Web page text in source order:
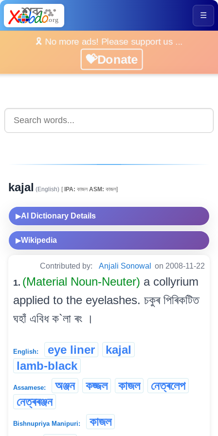
☰
🎗️ No more ads! Please support us ...
💝Donate
kajal (English) [IPA: কাজল ASM: কাজল]
▶AI Dictionary Details
▶Wikipedia
Contributed by: Anjali Sonowal on 2008-11-22
1. (Material Noun-Neuter) a collyrium
applied to the eyelashes. চকুৰ পিৰিকটিত
ঘহাঁ এবিধ ক`লা ৰং ।
English: eye liner
kajal
lamb-black
Assamese: অঞ্জন কজ্জল কাজল
নেত্ৰলেপ
নেত্ৰৰঞ্জন
Bishnupriya Manipuri:
কাজল